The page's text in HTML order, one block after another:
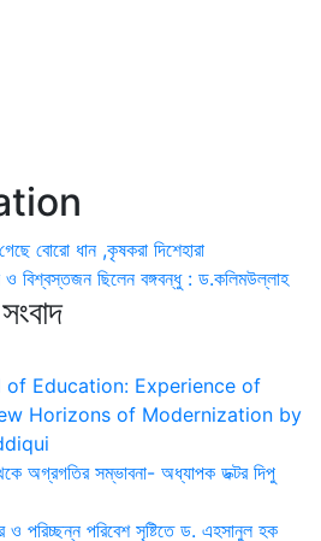
বোরো ধান ,কৃষকরা দিশেহারা
বিশ্বস্তজন ছিলেন বঙ্গবন্ধু : ড.কলিমউল্লাহ
of Education: Experience of
Horizons of Modernization by
অগ্রগতির সম্ভাবনা- অধ্যাপক ডক্টর দিপু
ও পরিচ্ছন্ন পরিবেশ সৃষ্টিতে ড. এহসানুল হক